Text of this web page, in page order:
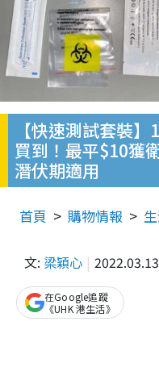
【快速測試套裝
買到！最平$10獲
潛伏期適用
首頁 購物情報
文: 梁穎心 2022.03.13
在Google追蹤
《UHK 港生活》